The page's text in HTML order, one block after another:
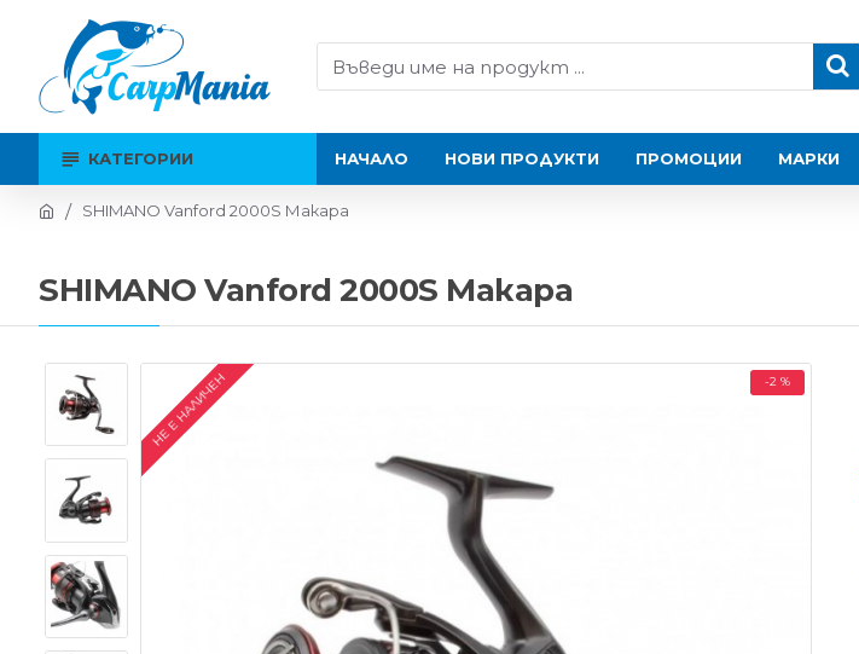
КАТЕГОРИИ НАЧАЛО НОВИ ПРОДУКТИ ПРОМОЦИИ МАРКИ
SHIMANO Vanford 2000S Макара
SHIMANO Vanford 2000S Макара
-2 %
НЕ Е НАЛИЧЕН